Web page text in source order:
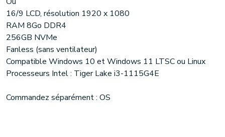
16/9 LCD, résolution 1920 x 1080
RAM 8Go DDR4
256GB NVMe
Fanless (sans ventilateur)
Compatible Windows 10 et Windows 11 LTSC ou Linux
Processeurs Intel : Tiger Lake i3-1115G4E
Commandez séparément : OS